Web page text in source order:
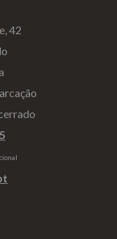
42